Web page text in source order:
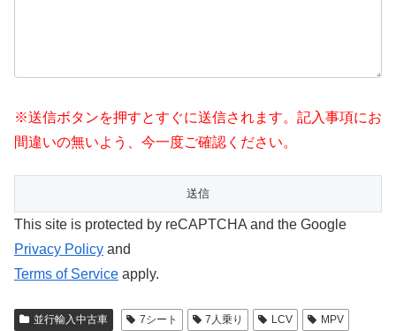
※送信ボタンを押すとすぐに送信されます。記入事項にお
間違いの無いよう、今一度ご確認ください。
This site is protected by reCAPTCHA and the Google
Privacy Policy and
Terms of Service apply.
並行輸入中古車 7シート 7人乗り LCV
MPV